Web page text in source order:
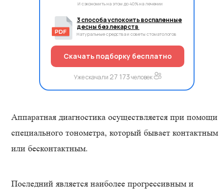
И сэкономить на этом до 40% на лечении
3 способа успокоить воспаленные
десны без лекарств
Натуральные средства и советы стоматологов
Скачать подборку бесплатно
Уже скачали 27 173человек
Аппаратная диагностика осуществляется при помощи
специального тонометра, который бывает контактным
или бесконтактным.
Последний является наиболее прогрессивным и